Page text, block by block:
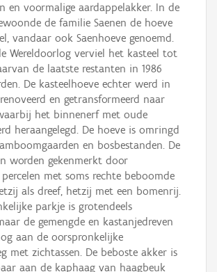
en voormalige aardappelakker. In de
de familie Saenen de hoeve
vandaar ook Saenhoeve genoemd.
Wereldoorlog verviel het kasteel tot
de laatste restanten in 1986
De kasteelhoeve echter werd in
en getransformeerd naar
het binnenerf met oude
heraangelegd. De hoeve is omringd
en bosbestanden. De
worden gekenmerkt door
met soms rechte beboomde
als dreef, hetzij met een bomenrij.
parkje is grotendeels
de gemengde en kastanjedreven
aan de oorspronkelijke
met zichtassen. De beboste akker is
aan de kaphaag van haagbeuk